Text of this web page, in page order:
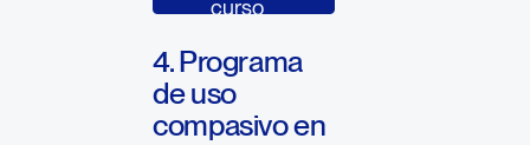
curso
4. Programa
de uso
compasivo en